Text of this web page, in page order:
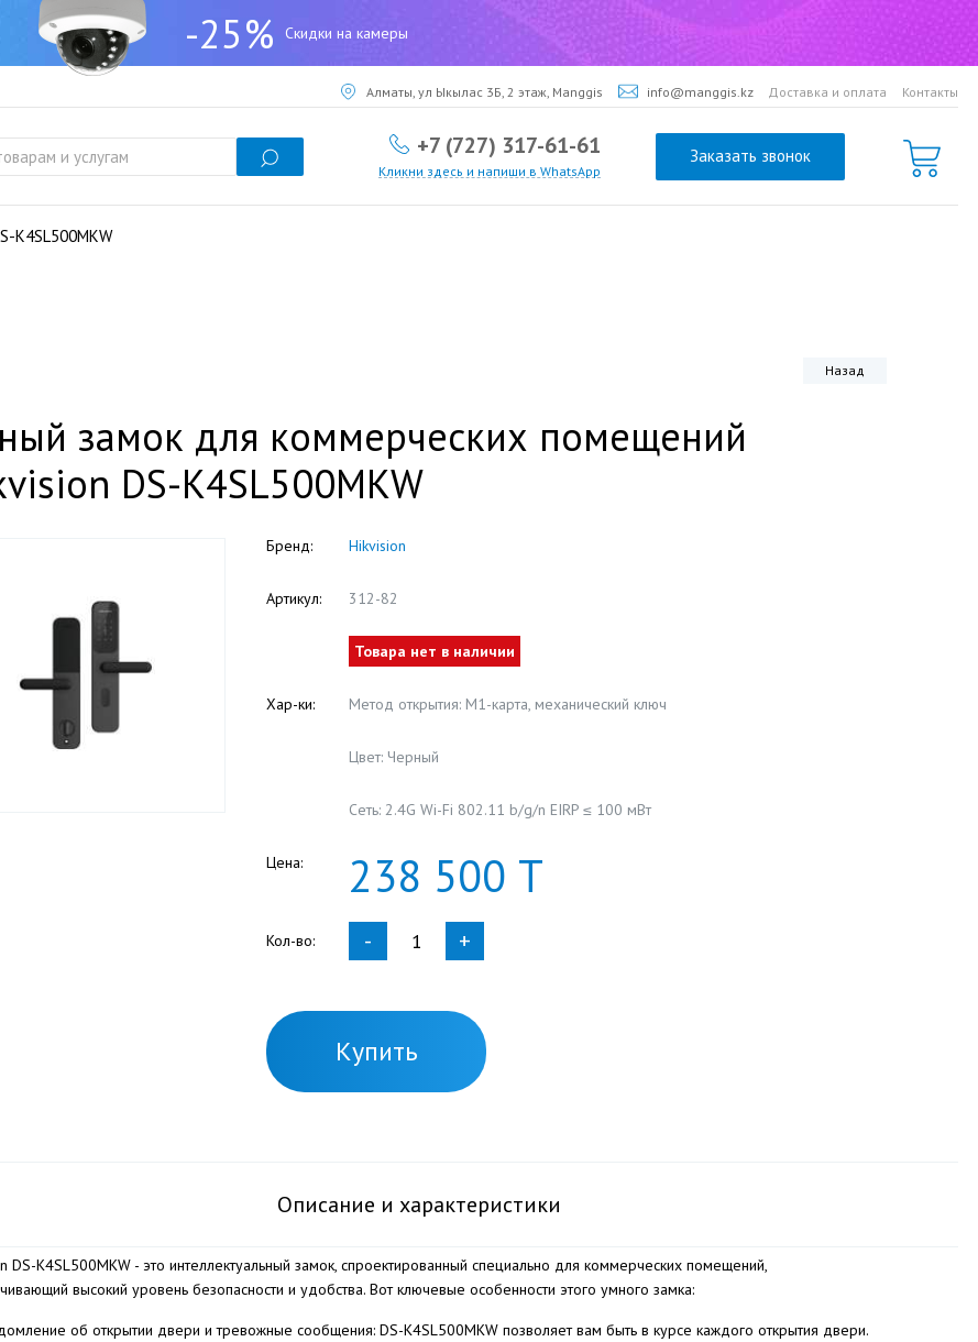
-25% Скидки на камеры
Алматы, ул Ыкылас 3Б, 2 этаж, Manggis info@manggis.kz Доставка и оплата Контакты
+7 (727) 317-61-61
Кликни здесь и напиши в WhatsApp
Заказать звонок
K4SL500MKW
Назад
замок для коммерческих помещений
DS-K4SL500MKW
Бренд: Hikvision
Артикул: 312-82
Товара нет в наличии
Хар-ки: Метод открытия: М1-карта, механический ключ
Цвет: Черный
Сеть: 2.4G Wi-Fi 802.11 b/g/n EIRP ≤ 100 мВт
Цена: 238 500 Т
Кол-во: - +
Купить
Описание и характеристики
DS-K4SL500MKW - это интеллектуальный замок, спроектированный специально для коммерческих помещений,
высокий уровень безопасности и удобства. Вот ключевые особенности этого умного замка:
об открытии двери и тревожные сообщения: DS-K4SL500MKW позволяет вам быть в курсе каждого открытия двери.